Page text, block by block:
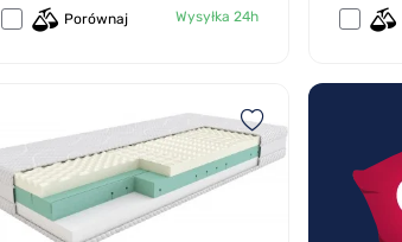
Porównaj Wysyłka 24h